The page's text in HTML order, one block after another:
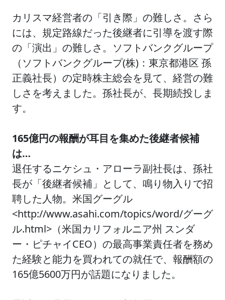
カリスマ経営者の「引き際」の難しさ。さら
には、規定路線だった後継者に引導を渡す際
の「演出」の難しさ。ソフトバンクグループ
（ソフトバンクグループ(株)：東京都港区 孫
正義社長）の定時株主総会を見て、経営の難
しさを考えました。孫社長が、長期続投しま
す。
165億円の報酬が耳目を集めた後継者候補
は…
退任するニケシュ・アローラ副社長は、孫社
長が「後継者候補」として、鳴り物入りで招
聘した人物。米国グーグル
<http://www.asahi.com/topics/word/グーグ
ル.html>（米国カリフォルニア州 スンダ
ー・ピチャイCEO）の最高事業責任者を務め
た経験と能力を買われての就任で、報酬額の
165億5600万円が話題になりました。